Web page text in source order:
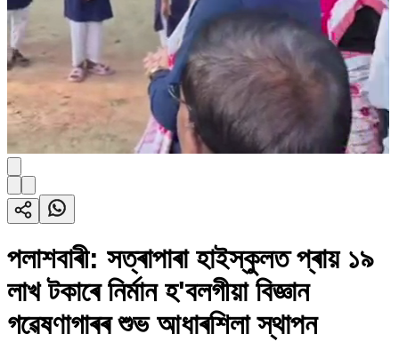
পলাশবাৰী: সত্ৰাপাৰা হাইস্কুলত প্ৰায় ১৯
লাখ টকাৰে নিৰ্মান হ'বলগীয়া বিজ্ঞান
গৱেষণাগাৰৰ শুভ আধাৰশিলা স্থাপন